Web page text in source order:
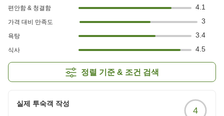
편안함 & 청결함 4.1
가격 대비 만족도 3
욕탕 3.4
식사 4.5
정렬 기준 & 조건 검색
실제 투숙객 작성
4